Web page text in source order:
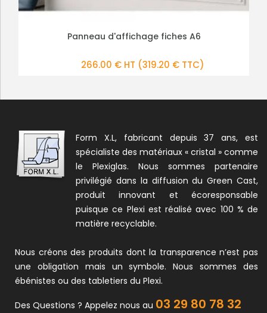
PLUS DE DÉTAILS
Panneau d'affichage fiches A6
266.00 € HT (319.20 € TTC)
PLUS DE DÉTAILS
Panneau d'affichage mural A3 et A4
174.00 € HT (208.80 € TTC)
Form X.L, fabricant depuis 37 ans, est
spécialiste des matériaux « cristal » comme
le Plexiglas. Nous sommes partenaire
privilégié dans la diffusion du Green Cast,
produit innovant et écoresponsable
puisque ce Plexi est réalisé avec 100 % de
matière recyclable.
Nous créons des produits dont la transparence n’est pas
une obligation mais un symbole. Nous sommes des
ébénistes ou des tabletiers du Plexi.
Des Questions ? Appelez nous au 03 29 80 78 32